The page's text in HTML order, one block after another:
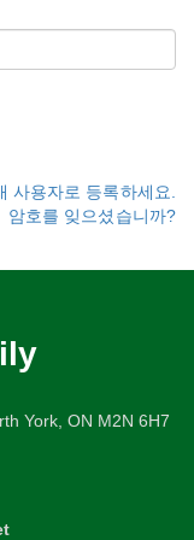
사용자로 등록하세요.
암호를 잊으셨습니까?
York, ON M2N 6H7